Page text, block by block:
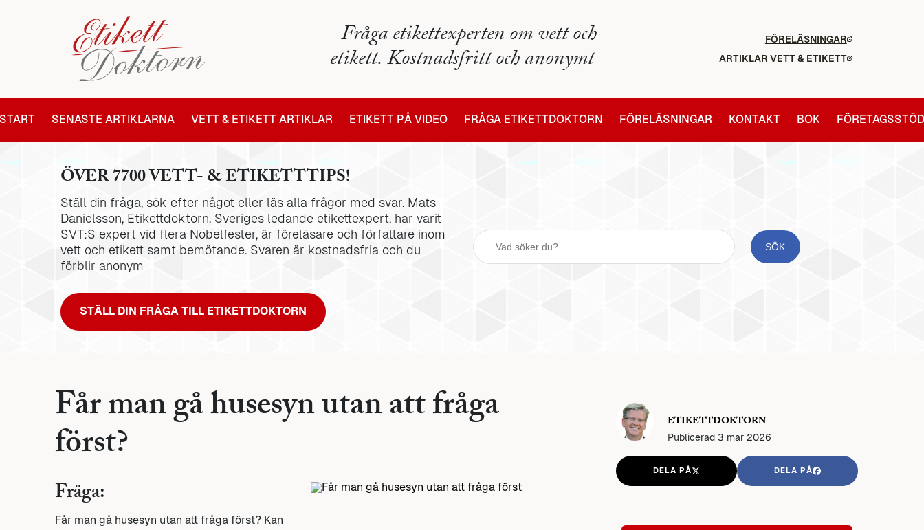
- Fråga etikettexperten om vett och
etikett. Kostnadsfritt och anonymt
FÖRELÄSNINGAR
ARTIKLAR VETT & ETIKETT
START SENASTE ARTIKLARNA VETT & ETIKETT ARTIKLAR ETIKETT PÅ VIDEO FRÅGA ETIKETTDOKTORN FÖRELÄSNINGAR KONTAKT BOK FÖRETAGSSTÖD
ÖVER 7700 VETT- & ETIKETTTIPS!
Ställ din fråga, sök efter något eller läs alla frågor med svar. Mats
Danielsson, Etikettdoktorn, Sveriges ledande etikettexpert, har varit
SVT:S expert vid flera Nobelfester, är föreläsare och författare inom
vett och etikett samt bemötande. Svaren är kostnadsfria och du
förblir anonym
STÄLL DIN FRÅGA TILL ETIKETTDOKTORN
Får man gå husesyn utan att fråga
först?
Fråga:
Får man gå husesyn utan att fråga först? Kan
ETIKETTDOKTORN
Publicerad 3 mar 2026
DELA PÅ DELA PÅ